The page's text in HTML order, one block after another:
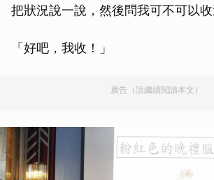
把狀況說一說，然後問我可不可以
「好吧，我收！」
廣告（請繼續閱讀本文）